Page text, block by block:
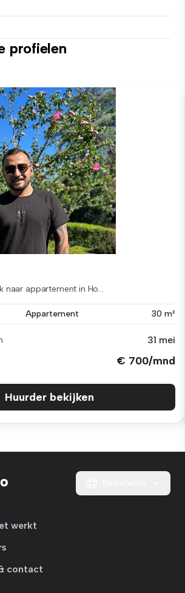
profielen
naar appartement in Ho...
Appartement 30 m²
31 mei
€ 700/mnd
Huurder bekijken
werkt
contact